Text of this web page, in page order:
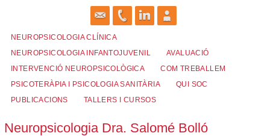
content
NEUROPSICOLOGIA CLÍNICA
NEUROPSICOLOGIA INFANTOJUVENIL
AVALUACIÓ
INTERVENCIÓ NEUROPSICOLÒGICA
COM TREBALLEM
PSICOTERÀPIA I PSICOLOGIA SANITÀRIA
QUI SOC
PUBLICACIONS
TALLERS I CURSOS
Neuropsicologia Dra. Salomé Bolló